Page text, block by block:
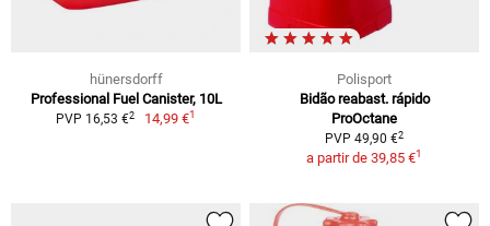
hünersdorff
Professional Fuel Canister, 10L
PVP 16,53 €2 14,99 €1
Polisport
Bidão reabast. rápido
ProOctane
PVP 49,90 €2
a partir de 39,85 €1